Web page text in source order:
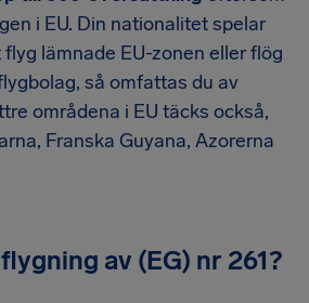
i EU. Din nationalitet spelar
lämnade EU-zonen eller flög
så omfattas du av
områdena i EU täcks också,
Franska Guyana, Azorerna
av (EG) nr 261?